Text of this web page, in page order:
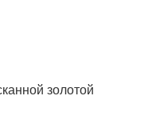
золотой